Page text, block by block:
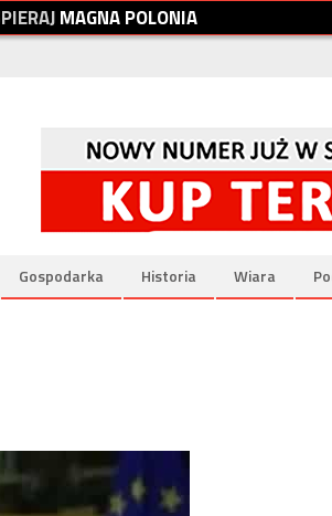
PIERAJMAGNAPOLONIA
Gospodarka Historia Wiara